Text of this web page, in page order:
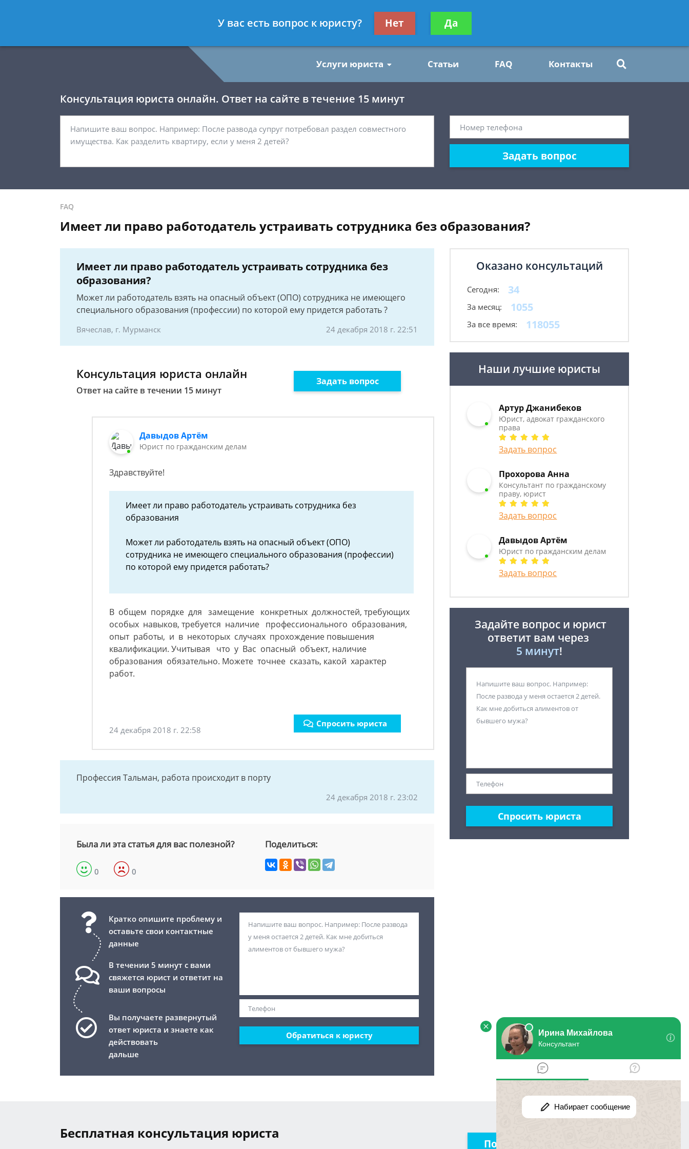
- Юрист по гражданским делам
Получите консультацию
бесплатно
Услуги юриста Статьи FAQ Контакты
Консультация юриста онлайн. Ответ на сайте в течение 15 минут
Задать вопрос
FAQ
Имеет ли право работодатель устраивать сотрудника без образования?
Имеет ли право работодатель устраивать сотрудника без
образования?
Может ли работодатель взять на опасный объект (ОПО) сотрудника не имеющего
специального образования (профессии) по которой ему придется работать ?
Вячеслав, г. Мурманск 24 декабря 2018 г. 22:51
Консультация юриста онлайн
Ответ на сайте в течении 15 минут
Задать вопрос
Давыдов Артём
Юрист по гражданским делам
Здравствуйте!
Имеет ли право работодатель устраивать сотрудника без
образования
Может ли работодатель взять на опасный объект (ОПО)
сотрудника не имеющего специального образования (профессии)
по которой ему придется работать?
В общем порядке для замещение конкретных должностей, требующих
особых навыков, требуется наличие профессионального образования,
опыт работы, и в некоторых случаях прохождение повышения
квалификации. Учитывая что у Вас опасный объект, наличие
образования обязательно. Можете точнее сказать, какой характер
работ.
24 декабря 2018 г. 22:58
Спросить юриста
Профессия Тальман, работа происходит в порту
24 декабря 2018 г. 23:02
Была ли эта статья для вас полезной?
0 0
Поделиться:
Кратко опишите проблему и
оставьте свои контактные
данные
В течении 5 минут с вами
свяжется юрист и ответит на
ваши вопросы
Вы получаете развернутый
ответ юриста и знаете как
действовать
дальше
Обратиться к юристу
Оказано консультаций
Сегодня: 34
За месяц: 1055
За все время: 118055
Наши лучшие юристы
Артур Джанибеков
Юрист, адвокат гражданского
права
Задать вопрос
Прохорова Анна
Консультант по гражданскому
праву, юрист
Задать вопрос
Давыдов Артём
Юрист по гражданским делам
Задать вопрос
Задайте вопрос и юрист
ответит вам через
5 минут!
Спросить юриста
Бесплатная консультация юриста
Получить консультацию
У вас есть вопрос к юристу? Нет Да